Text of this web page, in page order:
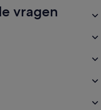
vragen